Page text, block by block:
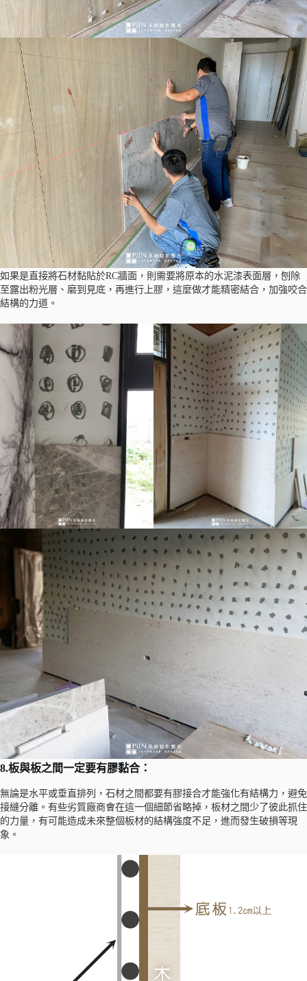
如果是直接將石材黏貼於RC牆面，則需要將原本的水泥漆表面層，刨除
至露出粉光層、磨到見底，再進行上膠，這麼做才能精密結合，加強咬合
結構的力道。
8.板與板之間一定要有膠黏合：
無論是水平或垂直排列，石材之間都要有膠接合才能強化有結構力，避免
接縫分離。有些劣質廠商會在這一個細節省略掉，板材之間少了彼此抓住
的力量，有可能造成未來整個板材的結構強度不足，進而發生破損等現
象。